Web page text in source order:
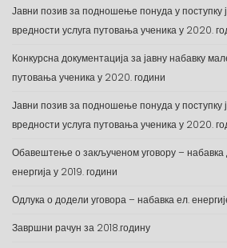
Јавни позив за подношење понуда у поступку
вредности услуга путовања ученика у 2020.
Конкурсна документација за јавну набавку
путовања ученика у 2020. години
Јавни позив за подношење понуда у поступку
вредности услуга путовања ученика у 2020.
Обавештење о закљученом уговору – набавка
енергија у 2019. години
Одлука о додели уговора – набавка ел.
Завршни рачун за 2018.годину